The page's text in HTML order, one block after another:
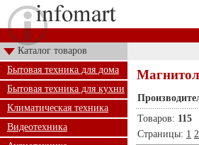
Каталог товаров
Бытовая техника для дома
Бытовая техника для кухни
Климатическая техника
Видеотехника
Товаров: 115
Страницы: 1 2